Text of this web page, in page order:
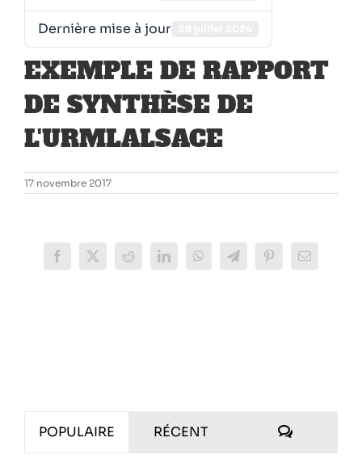
Dernière mise à jour
EXEMPLE DE RAPPORT
DE SYNTHÈSE DE
L'URMLALSACE
17 novembre 2017
Facebook
X Reddit LinkedInWhatsAppTelegramPinterestEmail
POPULAIRE RÉCENT